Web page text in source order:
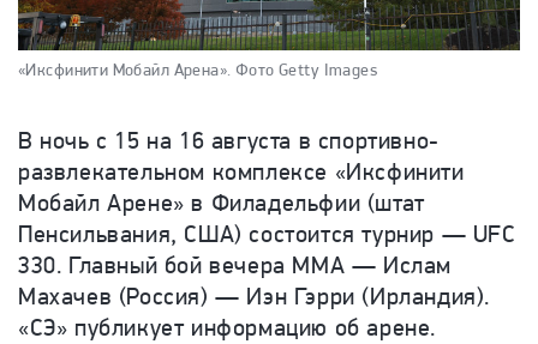
«Иксфинити Мобайл Арена». Фото Getty Images
В ночь с 15 на 16 августа в спортивно-
развлекательном комплексе «Иксфинити
Мобайл Арене» в Филадельфии (штат
Пенсильвания, США) состоится турнир — UFC
330. Главный бой вечера ММА — Ислам
Махачев (Россия) — Иэн Гэрри (Ирландия).
«СЭ» публикует информацию об арене.